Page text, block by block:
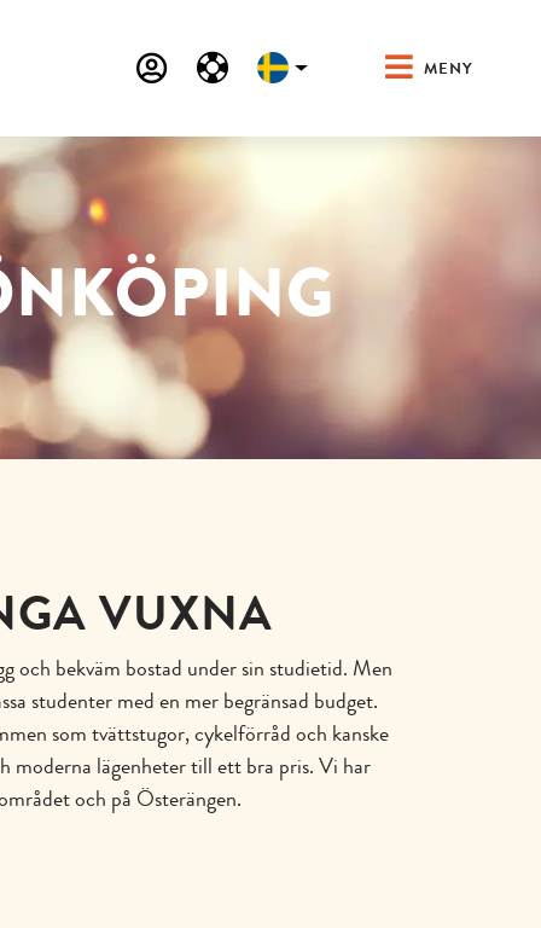
MENY
VUXNA
och bekväm bostad under sin studietid. Men
studenter med en mer begränsad budget.
som tvättstugor, cykelförråd och kanske
moderna lägenheter till ett bra pris. Vi har
och på Österängen.